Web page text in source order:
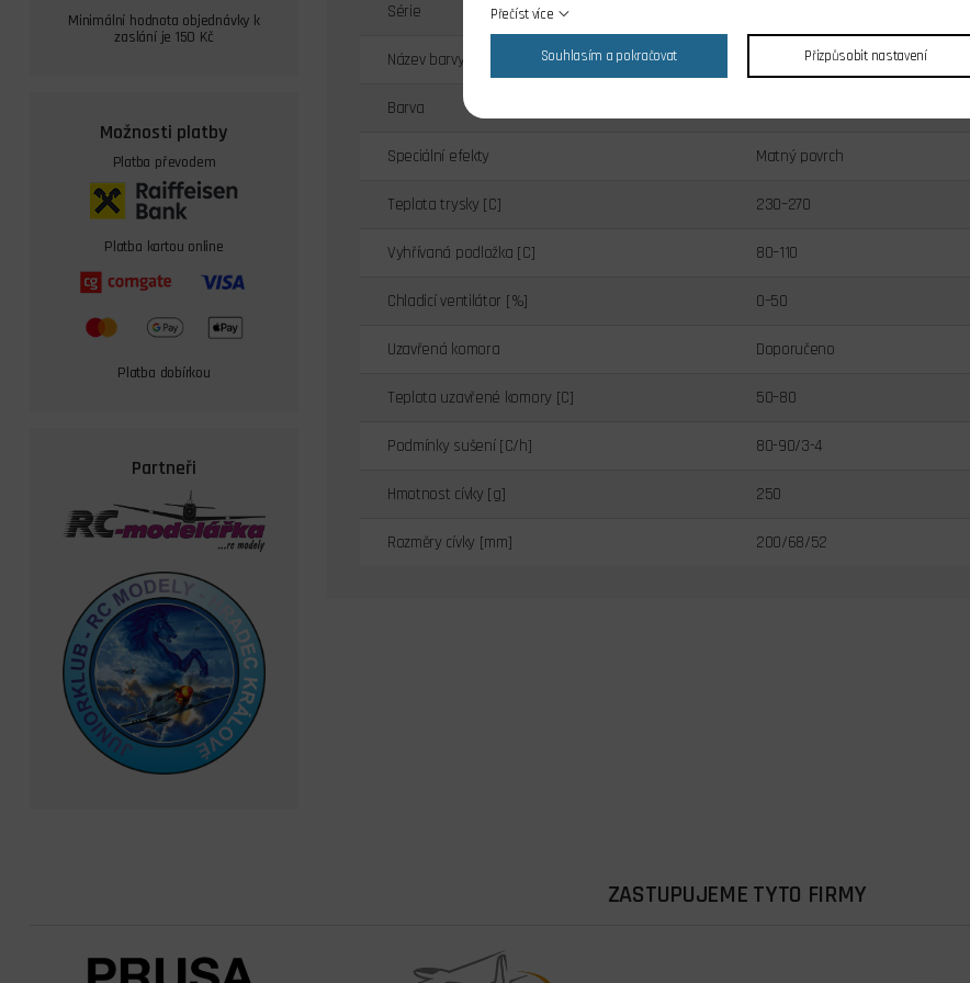
Minimální hodnota objednávky k
zaslání je 150 Kč
Možnosti platby
Platba převodem
Platba kartou online
Platba dobírkou
Partneři
Série
Název barvy
Barva
Speciální efekty Matný povrch
Teplota trysky [C] 230–270
Vyhřívaná podložka [C] 80–110
Chladicí ventilátor [%] 0–50
Uzavřená komora Doporučeno
Teplota uzavřené komory [C] 50–80
Podmínky sušení [C/h] 80-90/3-4
Hmotnost cívky [g] 250
Rozměry cívky [mm] 200/68/52
ZASTUPUJEME TYTO FIRMY
Přečíst více
Souhlasím a pokračovat Přizpůsobit nastavení